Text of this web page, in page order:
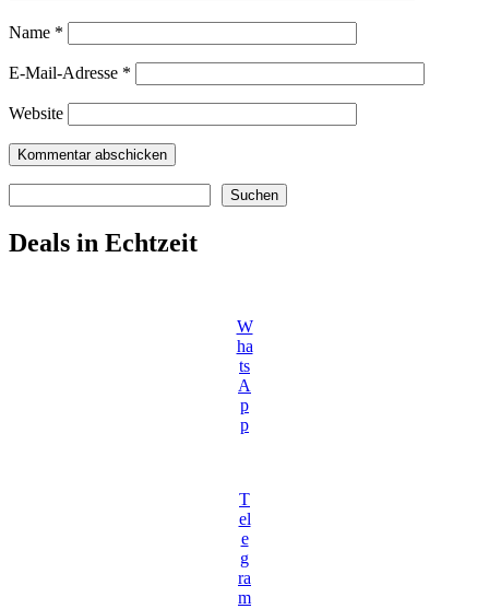
Name *
E-Mail-Adresse *
Website
Suchen
Deals in Echtzeit
W
ha
ts
A
p
p
T
el
e
g
ra
m